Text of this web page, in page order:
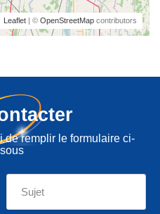
Leaflet | © OpenStreetMap contributors
de remplir le formulaire ci-